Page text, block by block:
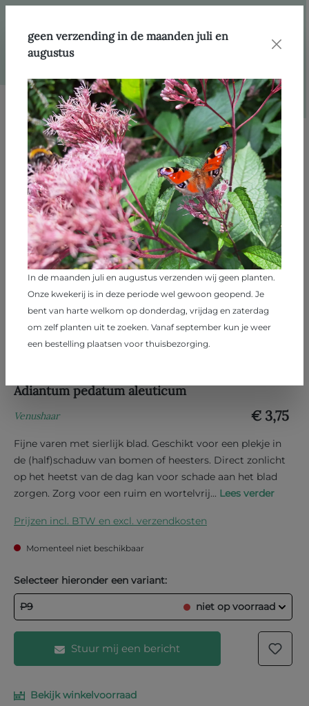
Afbeeldingengalerij overslaan
Adiantum pedatum aleuticum
Venushaar € 3,75
Fijne varen met sierlijk blad. Geschikt voor een plekje in
de (half)schaduw van bomen of heesters. Direct zonlicht
op het heetst van de dag kan voor schade aan het blad
zorgen. Zorg voor een ruim en wortelvrij... Lees verder
Prijzen incl. BTW en excl. verzendkosten
Momenteel niet beschikbaar
Selecteer hieronder een variant:
P9 niet op voorraad
Stuur mij een bericht
Vul je e-mailadres in het onderstaande veld in en
Bekijk winkelvoorraad
geen verzending in de maanden juli en
augustus
In de maanden juli en augustus verzenden wij geen planten.
Onze kwekerij is in deze periode wel gewoon geopend. Je
bent van harte welkom op donderdag, vrijdag en zaterdag
om zelf planten uit te zoeken. Vanaf september kun je weer
een bestelling plaatsen voor thuisbezorging.